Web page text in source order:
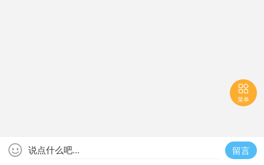
 说点什么吧... 留言

菜单